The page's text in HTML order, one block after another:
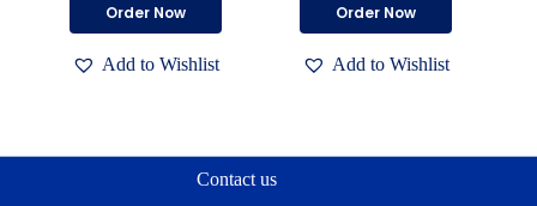
was:
is:
Order Now
Add to Wishlist
was:
is:
Order Now
Add to Wishlist
Contact us